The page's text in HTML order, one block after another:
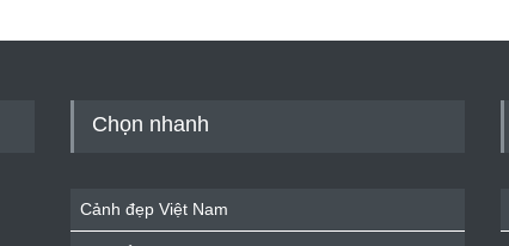
Chọn nhanh
Cảnh đẹp Việt Nam